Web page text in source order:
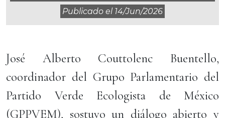
Publicado el 14/jun/2026
José Alberto Couttolenc Buentello,
coordinador del Grupo Parlamentario del
Partido Verde Ecologista de México
(GPPVEM), sostuvo un diálogo abierto y